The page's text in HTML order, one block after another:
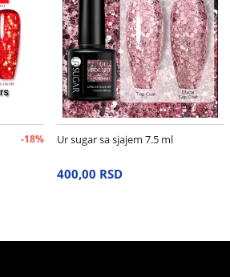
-18% Ur sugar sa sjajem 7.5 ml
400,00 RSD